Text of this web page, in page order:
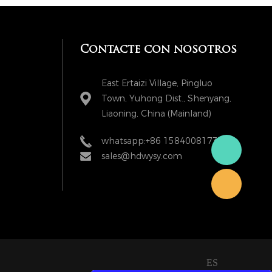
Contacte con nosotros
East Ertaizi Village, Pingluo
Town, Yuhong Dist., Shenyang,
Liaoning, China (Mainland)
whatsapp:+86 15840081738
sales@hdwysy.com
ES